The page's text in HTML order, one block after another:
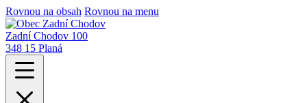
Rovnou na obsah Rovnou na menu
Zadní Chodov 100
348 15 Planá